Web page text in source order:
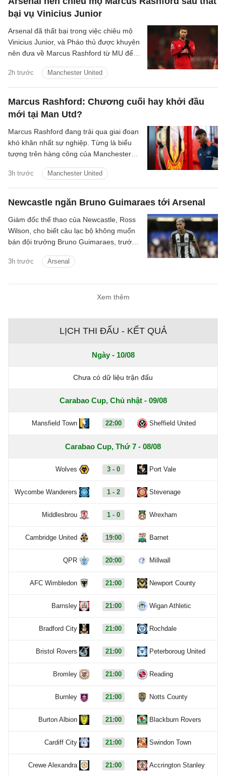
bại vụ Vinicius Junior
2h trước Manchester United
Arsenal đã thất bại trong việc chiêu mộ
Vinicius Junior, và Pháo thủ được khuyên
nên đưa về Marcus Rashford từ MU để
Marcus Rashford: Chương cuối hay khởi đầu
mới tại Man Utd?
3h trước Manchester United
Marcus Rashford đang trải qua giai đoạn
khó khăn nhất sự nghiệp. Từng là biểu
tượng trên hàng công của Manchester
Wayne Rooney thứ hai của bóng đá Anh,
tiền đạo 28 tuổi giờ thậm chí không biết
mình sẽ thi đấu ở đâu trong mùa giải
Newcastle ngăn Bruno Guimaraes tới Arsenal
3h trước Arsenal
Giám đốc thể thao của Newcastle, Ross
Wilson, cho biết câu lạc bộ không muốn
bán đội trưởng Bruno Guimaraes, trước
Xem thêm
LỊCH THI ĐẤU - KẾT QUẢ
Ngày - 10/08
Chưa có dữ liệu trận đấu
Carabao Cup, Chủ nhật - 09/08
Mansfield Town 22:00 Sheffield United
Carabao Cup, Thứ 7 - 08/08
Wolves 3 - 0 Port Vale
Wycombe Wanderers 1 - 2 Stevenage
Middlesbrou 1 - 0 Wrexham
Cambridge United 19:00 Barnet
QPR 20:00 Millwall
AFC Wimbledon 21:00 Newport County
Barnsley 21:00 Wigan Athletic
Bradford City 21:00 Rochdale
Bristol Rovers 21:00 Peterboroug United
Bromley 21:00 Reading
Burnley 21:00 Notts County
Burton Albion 21:00 Blackburn Rovers
Cardiff City 21:00 Swindon Town
Crewe Alexandra 21:00 Accrington Stanley